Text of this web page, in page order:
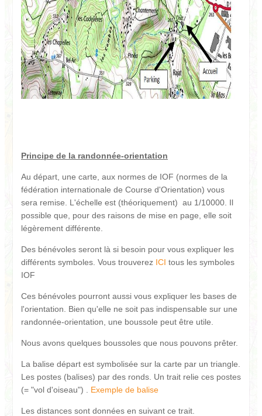
Principe de la randonnée-orientation
Au départ, une carte, aux normes de IOF (normes de la
fédération internationale de Course d'Orientation) vous
sera remise. L'échelle est (théoriquement) au 1/10000. Il
possible que, pour des raisons de mise en page, elle soit
légèrement différente.
Des bénévoles seront là si besoin pour vous expliquer les
différents symboles. Vous trouverez ICI tous les symboles
IOF
Ces bénévoles pourront aussi vous expliquer les bases de
l'orientation. Bien qu'elle ne soit pas indispensable sur une
randonnée-orientation, une boussole peut être utile.
Nous avons quelques boussoles que nous pouvons prêter.
La balise départ est symbolisée sur la carte par un triangle.
Les postes (balises) par des ronds. Un trait relie ces postes
(= "vol d'oiseau") . Exemple de balise
Les distances sont données en suivant ce trait.